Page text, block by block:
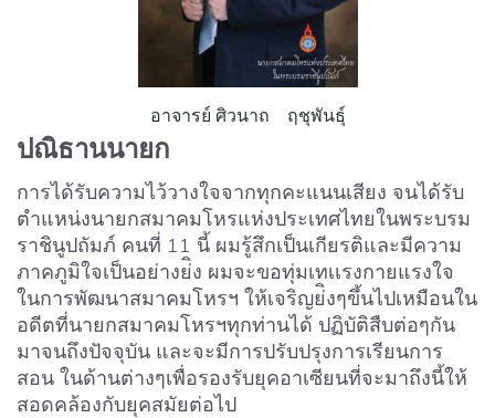
อาจารย์ ศิวนาถ ฤชุพันธุ์
ปณิธานนายก
การได้รับความไว้วางใจจากทุกคะแนนเสียง จนได้รับ
ตำแหน่งนายกสมาคมโหรแห่งประเทศไทยในพระบรม
ราชินูปถัมภ์ คนที่ 11 นี้ ผมรู้สึกเป็นเกียรติและมีความ
ภาคภูมิใจเป็นอย่างย่ิง ผมจะขอทุ่มเทเเรงกายแรงใจ
ในการพัฒนาสมาคมโหรฯ ให้เจริญย่ิงๆขึ้นไปเหมือนใน
อดีตที่นายกสมาคมโหรฯทุกท่านได้ ปฏิบัติสืบต่อๆกัน
มาจนถึงปัจจุบัน และจะมีการปรับปรุงการเรียนการ
สอน ในด้านต่างๆเพื่อรองรับยุคอาเซียนที่จะมาถึงนี้ให้
สอดคล้องกับยุคสมัยต่อไป